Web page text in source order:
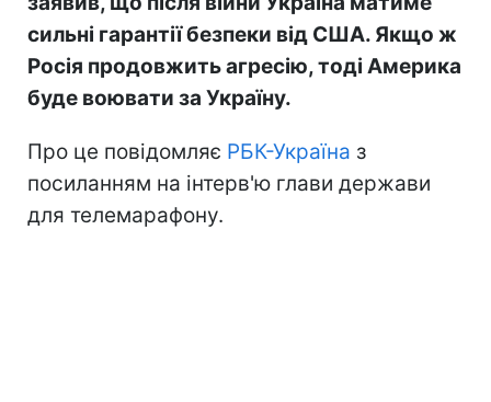
сильні гарантії безпеки від США. Якщо ж
Росія продовжить агресію, тоді Америка
буде воювати за Україну.
Про це повідомляє РБК-Україна з
посиланням на інтерв'ю глави держави
для телемарафону.